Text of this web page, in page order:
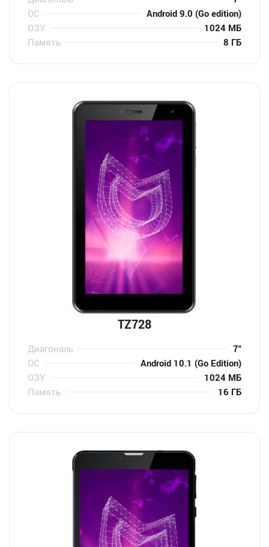
ОС
Android 9.0 (Go edition)
ОЗУ
1024 МБ
Память
8 ГБ
TZ728
Диагональ
7″
ОС
Android 10.1 (Go Edition)
ОЗУ
1024 МБ
Память
16 ГБ